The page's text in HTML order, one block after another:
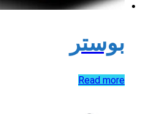
بوستر
Read more